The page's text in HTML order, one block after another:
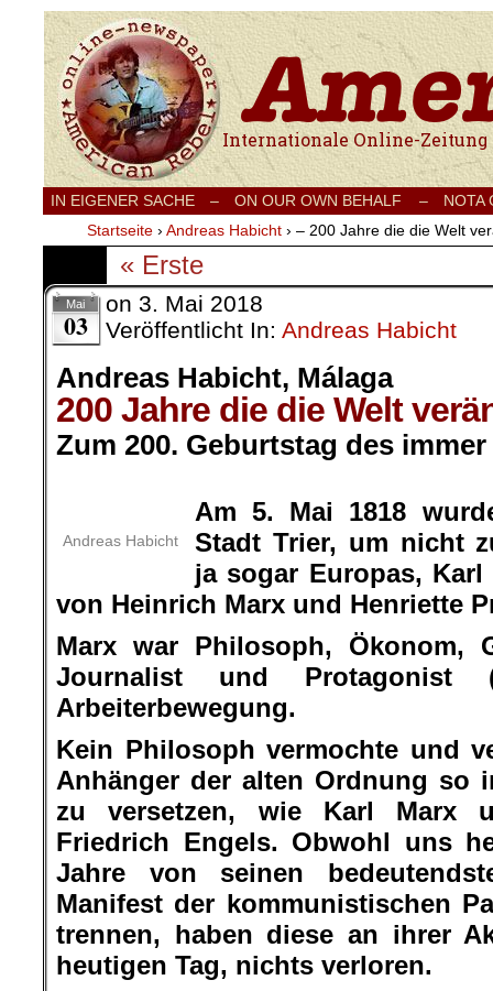
Internationale Onlinezeitung für Frieden,
IN EIGENER SACHE – ON OUR OWN BEHALF –
NOTA
Startseite › Andreas Habicht › – 200 Jahre die die Welt
« Erste
Mai
03
on 3. Mai 2018
Veröffentlicht In: Andreas Habicht
Andreas Habicht, Málaga
200 Jahre die die Welt
Zum 200. Geburtstag des
Andreas Habicht
Am 5. Mai 1818
Stadt Trier, um nicht
ja sogar Europas,
von Heinrich Marx und Henriette
Marx war Philosoph, Ökonom,
Journalist und Protagonist
Arbeiterbewegung.
Kein Philosoph vermochte und
Anhänger der alten Ordnung so
zu versetzen, wie Karl Marx
Friedrich Engels. Obwohl uns
Jahre von seinen
Manifest der kommunistischen
trennen, haben diese an ihrer
heutigen Tag, nichts verloren.